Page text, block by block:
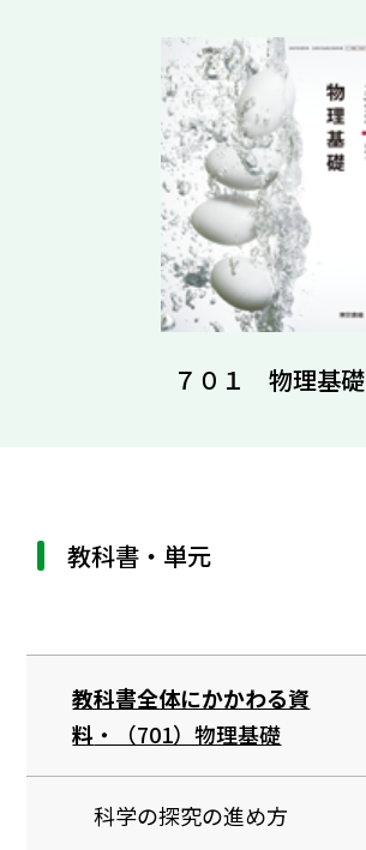
７０１ 物理基礎
教科書・単元
教科書全体にかかわる資
料 ・（701）物理基礎
科学の探究の進め方